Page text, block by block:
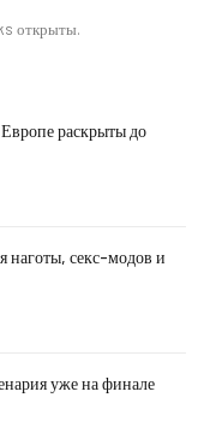
открыты.
раскрыты до
наготы, секс-модов и
уже на финале